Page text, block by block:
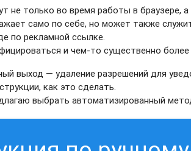
не только во время работы в браузере,
само по себе, но может также
по рекламной ссылке.
и чем-то существенно
выход — удаление разрешений для
как это сделать.
выбрать автоматизированный